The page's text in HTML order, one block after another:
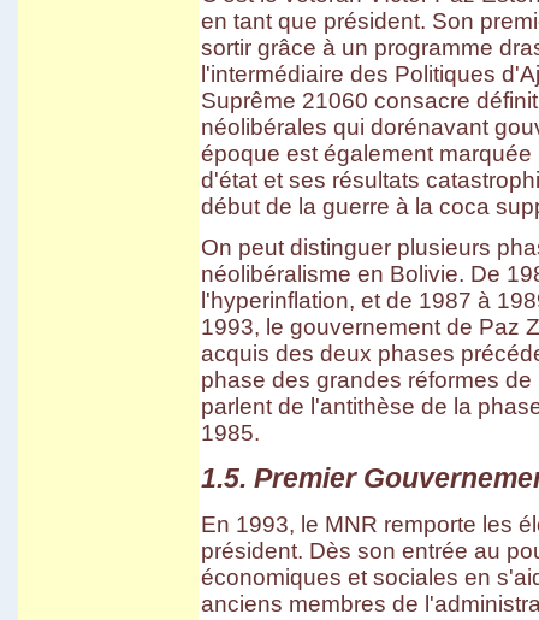
en tant que président. Son
sortir grâce à un programme
l'intermédiaire des Politiques
Suprême 21060 consacre
néolibérales qui dorénavant
époque est également
d'état et ses résultats
début de la guerre à la coca
On peut distinguer plusieurs
néolibéralisme en Bolivie. De
l'hyperinflation, et de 1987 à
1993, le gouvernement de Paz
acquis des deux phases
phase des grandes réformes
parlent de l'antithèse de la
1985.
1.5. Premier
En 1993, le MNR remporte les
président. Dès son entrée au
économiques et sociales en
anciens membres de